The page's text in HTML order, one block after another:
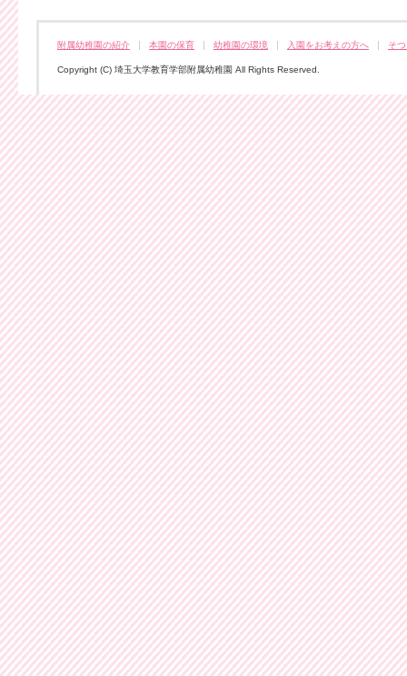
附属幼稚園の紹介 本園の保育 幼稚園の環境 入園をお考えの方へ そ
Copyright (C) 埼玉大学教育学部附属幼稚園 All Rights Reserved.